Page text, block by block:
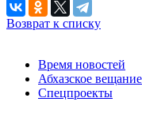
Возврат к списку
Время новостей
Абхазское вещание
Спецпроекты